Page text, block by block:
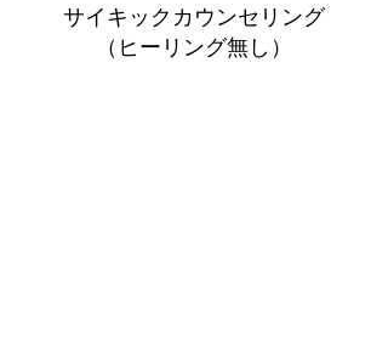
サイキックカウンセリング
（ヒーリング無し）